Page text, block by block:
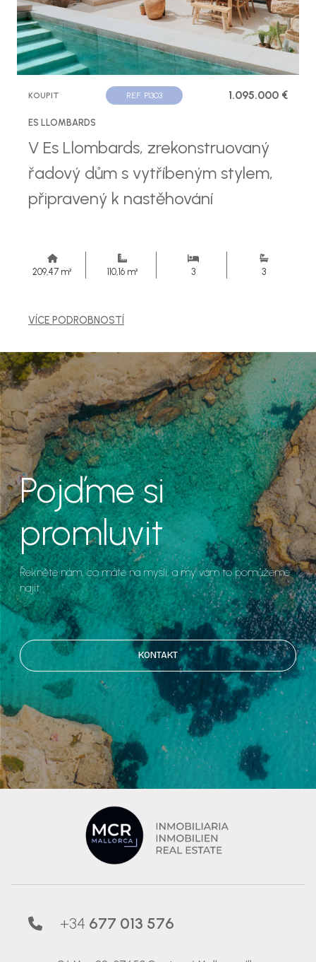
KOUPIT REF. P1303 1.095.000 €
ES LLOMBARDS
V Es Llombards, zrekonstruovaný
řadový dům s vytříbeným stylem,
připravený k nastěhování
209,47 m² 110,16 m² 3 3
VÍCE PODROBNOSTÍ
Pojďme si
promluvit
Řekněte nám, co máte na mysli, a my vám to pomůžeme
najít.
KONTAKT
+34 677 013 576